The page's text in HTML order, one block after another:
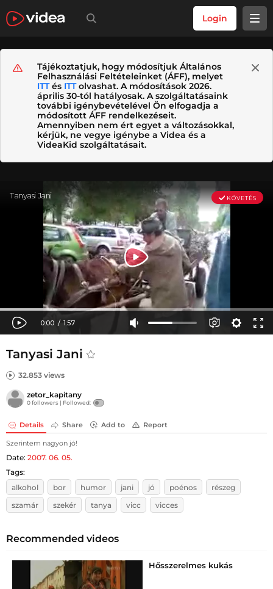
Login
Tájékoztatjuk, hogy módosítjuk Általános
Felhasználási Feltételeinket (ÁFF), melyet
ITTés ITTolvashat. A módosítások 2026.
április 30-tól hatályosak. A szolgáltatásaink
további igénybevételével Ön elfogadja a
módosított ÁFF rendelkezéseit.
Amennyiben nem ért egyet a változásokkal,
kérjük, ne vegye igénybe a Videa és a
VideaKid szolgáltatásait.
Tanyasi Jani
32.853 views
zetor_kapitany
0 followers | Followed:
Details Share Add to Report
Szerintem nagyon jó!
Date: 2007. 06. 05.
Tags:
alkohol
bor humor jani jó poénos
részeg
szamár
szekér tanya vicc vicces
Recommended videos
Hősszerelmes kukás